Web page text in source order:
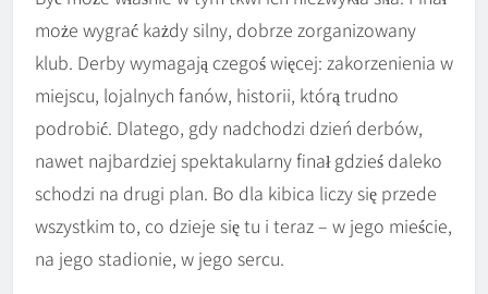
może wygrać każdy silny, dobrze zorganizowany
klub. Derby wymagają czegoś więcej: zakorzenienia w
miejscu, lojalnych fanów, historii, którą trudno
podrobić. Dlatego, gdy nadchodzi dzień derbów,
nawet najbardziej spektakularny finał gdzieś daleko
schodzi na drugi plan. Bo dla kibica liczy się przede
wszystkim to, co dzieje się tu i teraz – w jego mieście,
na jego stadionie, w jego sercu.